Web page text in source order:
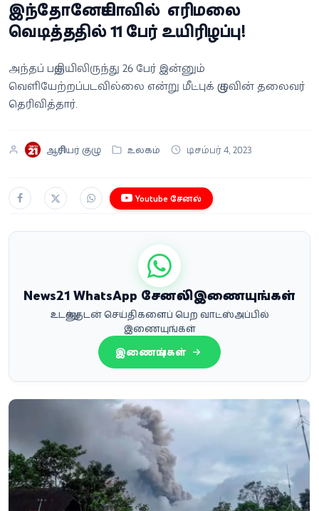
வீடியோ
கட்டுரை
இந்தோனேசியாவில் எரிமலை
வெடித்ததில் 11 பேர் உயிரிழப்பு!
அந்தப் பகுதியிலிருந்து 26 பேர் இன்னும்
வெளியேற்றப்படவில்லை என்று மீட்புக் குழுவின் தலைவர்
தெரிவித்தார்.
ஆசிரியர் குழு உலகம் டிசம்பர் 4, 2023
Youtube சேனல்
News21 WhatsApp சேனலில் இணையுங்கள்
உடனுக்குடன் செய்திகளைப் பெற வாட்ஸ்அப்பில்
இணையுங்கள்
இணையுங்கள்